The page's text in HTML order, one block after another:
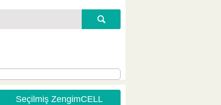
Seçilmiş ZengimCELL